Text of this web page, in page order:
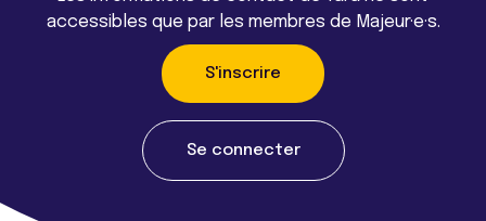
accessibles que par les membres de Majeur·e·s.
S'inscrire
Se connecter